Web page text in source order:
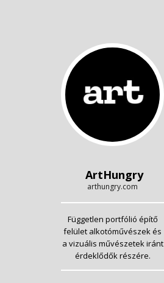
ArtHungry
arthungry.com
Független portfólió építő
felület alkotóművészek és
a vizuális művészetek iránt
érdeklődők részére.